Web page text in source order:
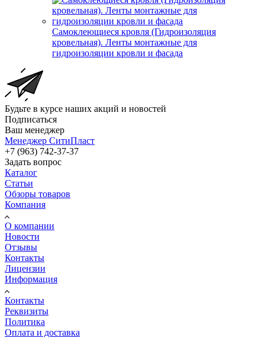
Самоклеющиеся кровля (Гидроизоляция
кровельная). Ленты монтажные для
гидроизоляции кровли и фасада
Будьте в курсе наших акций и новостей
Подписаться
Ваш менеджер
Менеджер СитиПласт
+7 (963) 742-37-37
Задать вопрос
Каталог
Статьи
Обзоры товаров
Компания
О компании
Новости
Отзывы
Контакты
Лицензии
Информация
Контакты
Реквизиты
Политика
Оплата и доставка